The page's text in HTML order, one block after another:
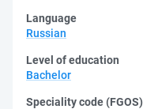
Language
Russian
Level of education
Bachelor
Speciality code (FGOS)